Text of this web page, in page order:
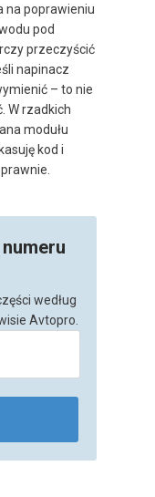
na poprawieniu
pod
przeczyścić
napinacz
– to nie
W rzadkich
modułu
kod i
według
Avtopro.